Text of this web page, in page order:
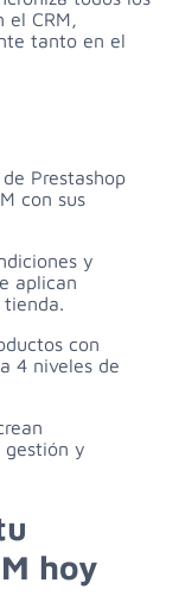
el CRM,
tanto en el
Prestashop
con sus
y
aplican
con
4 niveles de
gestión y
hoy